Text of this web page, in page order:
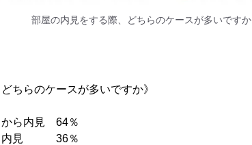
部屋の内見をする際、どちらのケースが多いですか
ちらのケースが多いですか》
から内見 64％
て内見 36％